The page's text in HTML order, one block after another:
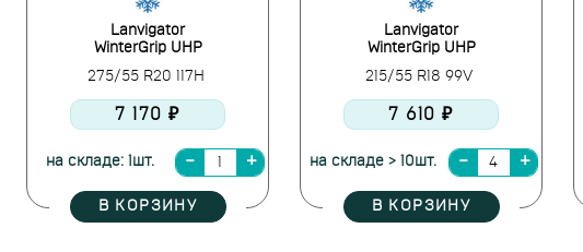
Lanvigator
WinterGrip UHP
275/55 R20 117H
7 170 ₽
на складе: 1шт.
В КОРЗИНУ
Lanvigator
WinterGrip UHP
215/55 R18 99V
7 610 ₽
на складе > 10шт.
В КОРЗИНУ